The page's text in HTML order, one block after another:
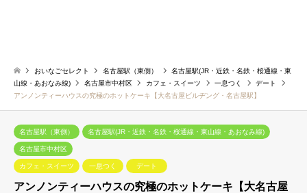
おいなごセレクト 名古屋駅（東側）
名古屋駅(JR・近鉄・名鉄・桜通線・東
山線・あおなみ線)
名古屋市中村区 カフェ・スイーツ 一息つく
デート
アンノンティーハウスの究極のホットケーキ【大名古屋ビルヂング・名古屋駅】
名古屋駅（東側） 名古屋駅(JR・近鉄・名鉄・桜通線・東山線・あおなみ線)
名古屋市中村区
カフェ・スイーツ 一息つく デート
アンノンティーハウスの究極のホットケーキ【大名古屋